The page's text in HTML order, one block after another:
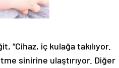
iç kulağa takılıyor.
sinirine ulaştırıyor. Diğer